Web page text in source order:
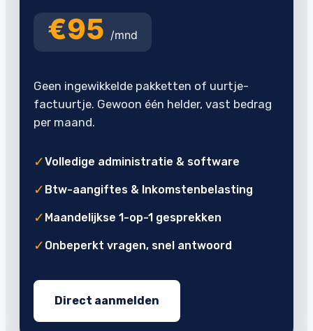
€95 /mnd
Geen ingewikkelde pakketten of uurtje-
factuurtje. Gewoon één helder, vast bedrag
per maand.
✓Volledige administratie & software
✓ Btw-aangiftes & Inkomstenbelasting
✓ Maandelijkse 1-op-1 gesprekken
✓ Onbeperkt vragen, snel antwoord
Direct aanmelden